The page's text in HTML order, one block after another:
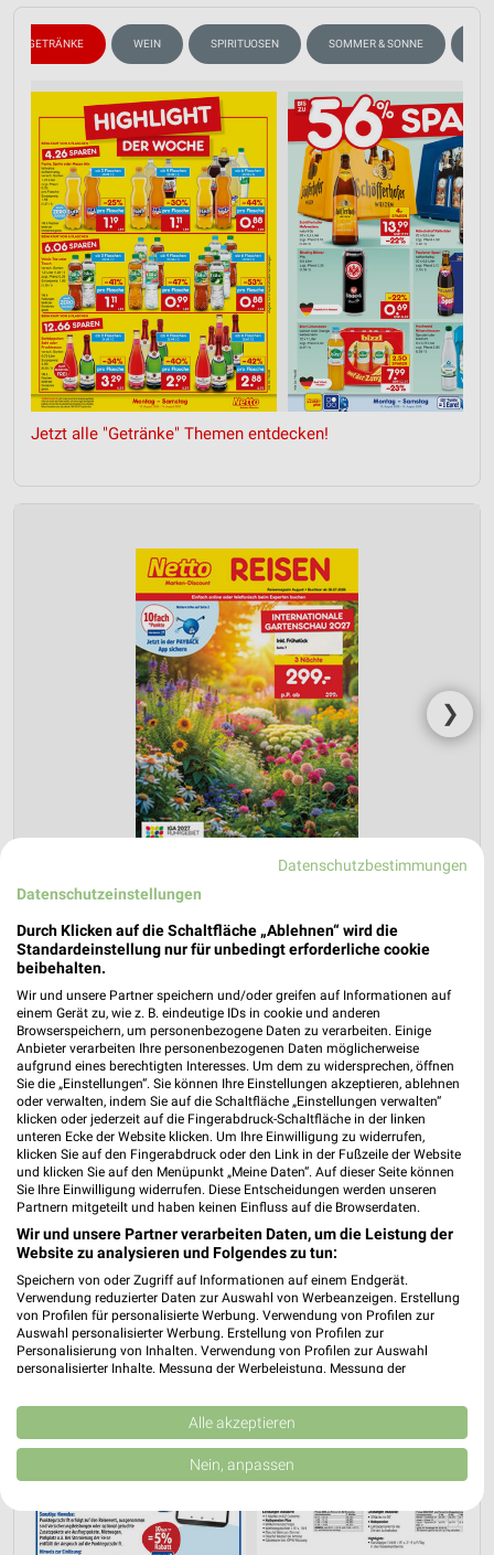
GETRÄNKE WEIN SPIRITUOSEN SOMMER & SONNE
Jetzt alle "Getränke" Themen entdecken!
❯
Netto Marken-Discount Prospekt für
Hattersheim (Main) ab Do. den 30.07.
Reisemagazin August 2026
Gültig von 30. Jul. bis 31. Aug.
📅 Kalendereintrag erstellen
PROSPEKT BLÄTTERN
URLAUB & REISEN
Datenschutzbestimmungen
Datenschutzeinstellungen
Durch Klicken auf die Schaltfläche „Ablehnen“ wird die
Standardeinstellung nur für unbedingt erforderliche cookie
beibehalten.
Wir und unsere Partner speichern und/oder greifen auf Informationen auf
einem Gerät zu, wie z. B. eindeutige IDs in cookie und anderen
Browserspeichern, um personenbezogene Daten zu verarbeiten. Einige
Anbieter verarbeiten Ihre personenbezogenen Daten möglicherweise
aufgrund eines berechtigten Interesses. Um dem zu widersprechen, öffnen
Sie die „Einstellungen“. Sie können Ihre Einstellungen akzeptieren, ablehnen
oder verwalten, indem Sie auf die Schaltfläche „Einstellungen verwalten“
klicken oder jederzeit auf die Fingerabdruck-Schaltfläche in der linken
unteren Ecke der Website klicken. Um Ihre Einwilligung zu widerrufen,
klicken Sie auf den Fingerabdruck oder den Link in der Fußzeile der Website
und klicken Sie auf den Menüpunkt „Meine Daten“. Auf dieser Seite können
Sie Ihre Einwilligung widerrufen. Diese Entscheidungen werden unseren
Partnern mitgeteilt und haben keinen Einfluss auf die Browserdaten.
Wir und unsere Partner verarbeiten Daten, um die Leistung der
Website zu analysieren und Folgendes zu tun:
Speichern von oder Zugriff auf Informationen auf einem Endgerät.
Verwendung reduzierter Daten zur Auswahl von Werbeanzeigen. Erstellung
von Profilen für personalisierte Werbung. Verwendung von Profilen zur
Auswahl personalisierter Werbung. Erstellung von Profilen zur
Personalisierung von Inhalten. Verwendung von Profilen zur Auswahl
personalisierter Inhalte. Messung der Werbeleistung. Messung der
Kombinationen von Daten aus verschiedenen Quellen. Entwicklung und
Verbesserung der Angebote. Verwendung reduzierter Daten zur Auswahl
von Inhalten.
Daten können außerhalb der Europäischen Union weitergegeben und in die
USA gesendet werden.
Website/App.
Partnerliste anzeigen (1 IAB-Anbieter)
Alle akzeptieren
Nein, anpassen